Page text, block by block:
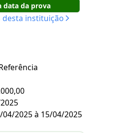
data da prova
desta instituição
2025 à 15/04/2025